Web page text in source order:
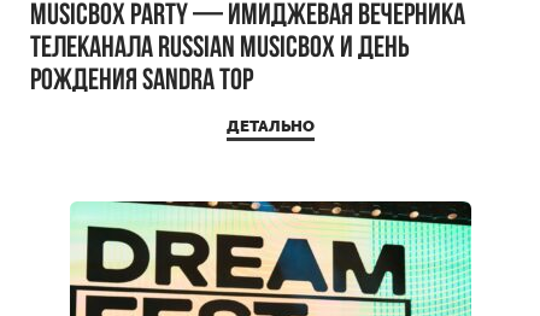
MUSICBOX PARTY — имиджевая вечерника
телеканала RUSSIAN MUSICBOX и день
рождения Sandra Top
ДЕТАЛЬНО